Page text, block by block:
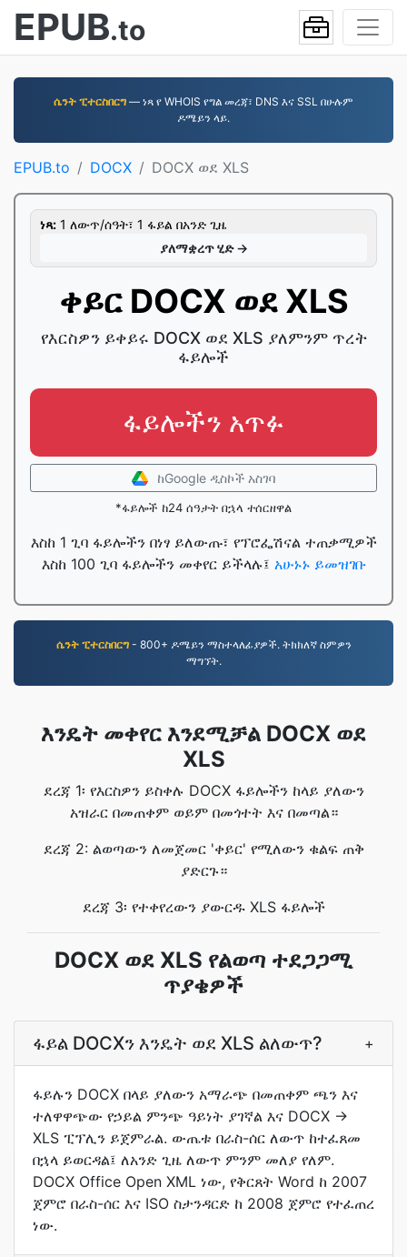
EPUB.to
ሴንት ፒተርስበርግ — ነጻ የ WHOIS የግል መረጃ፣ DNS እና SSL በሁሉም
ዶሜይን ላይ.
EPUB.to DOCX DOCX ወደ XLS
ነጻ: 1 ለውጥ/ሰዓት፣ 1 ፋይል በአንድ ጊዜ
ያለማቋረጥ ሂድ →
ቀይር DOCX ወደ XLS
የእርስዎን ይቀይሩ DOCX ወደ XLS ያለምንም ጥረት
ፋይሎች
ፋይሎችን አጥፉ
ከGoogle ዲስኮች አስገባ
*ፋይሎች ከ24 ሰዓታት በኋላ ተሰርዘዋል
እስከ 1 ጊባ ፋይሎችን በነፃ ይለውጡ፣ የፕሮፌሽናል ተጠቃሚዎች
እስከ 100 ጊባ ፋይሎችን መቀየር ይችላሉ፤ አሁኑኑ ይመዝገቡ
ሴንት ፒተርስበርግ- 800+ ዶሜይን ማስተላለፊያዎች. ትክክለኛ ስምዎን
ማግኘት.
እንዴት መቀየር እንደሚቻል DOCX ወደ
XLS
ደረጃ 1፡ የእርስዎን ይስቀሉ DOCX ፋይሎችን ከላይ ያለውን
አዝራር በመጠቀም ወይም በመጎተት እና በመጣል።
ደረጃ 2: ልወጣውን ለመጀመር 'ቀይር' የሚለውን ቁልፍ ጠቅ
ያድርጉ።
ደረጃ 3፡ የተቀየረውን ያውርዱ XLS ፋይሎች
DOCX ወደ XLS የልወጣ ተደጋጋሚ
ጥያቄዎች
ፋይል DOCXን እንዴት ወደ XLS ልለውጥ? +
ፋይሉን DOCX በላይ ያለውን አማራጭ በመጠቀም ጫን እና
ተለዋዋጭው የኃይል ምንጭ ዓይነት ያገኛል እና DOCX →
XLS ፒፕሊን ይጀምራል. ውጤቱ በራስ-ሰር ለውጥ ከተፈጸመ
በኋላ ይወርዳል፤ ለአንድ ጊዜ ለውጥ ምንም መለያ የለም.
DOCX Office Open XML ነው, የቅርጸት Word ከ 2007
ጀምሮ በራስ-ሰር እና ISO ስታንዳርድ ከ 2008 ጀምሮ የተፈጠረ
ነው.